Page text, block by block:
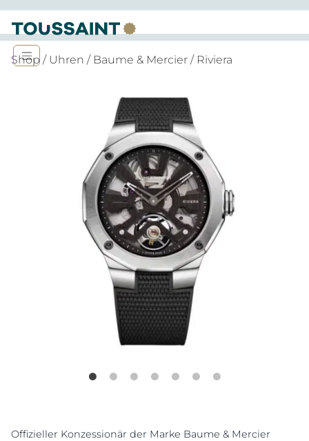
Shop / Uhren / Baume & Mercier / Riviera
Offizieller Konzessionär der Marke Baume & Mercier